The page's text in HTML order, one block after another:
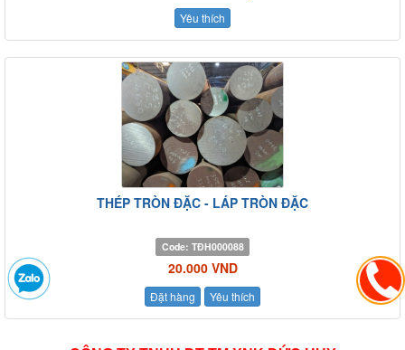
Yêu thích
THÉP TRÒN ĐẶC - LÁP TRÒN ĐẶC
Code: TĐH000088
20.000 VND
Đặt hàng Yêu thích